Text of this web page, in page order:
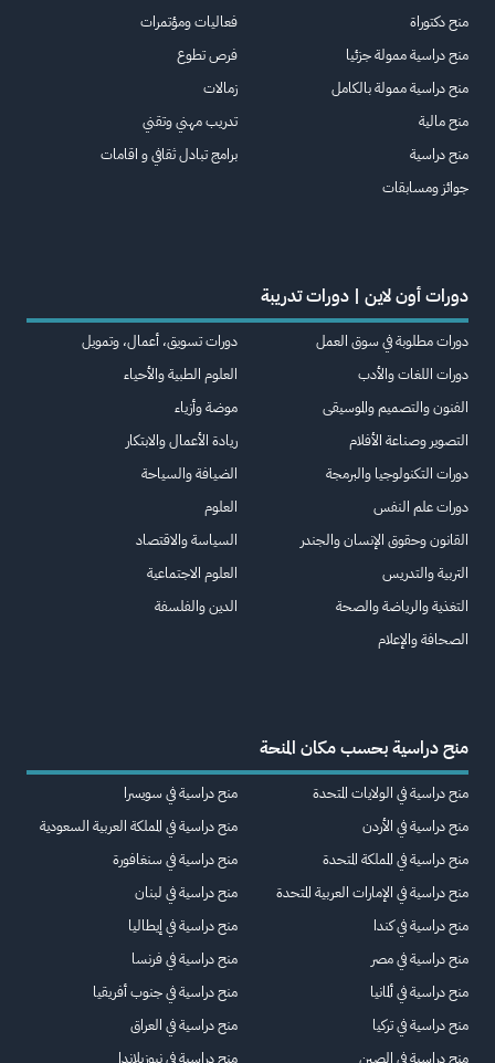
منح دكتوراة
منح دراسية ممولة جزئيا
منح دراسية ممولة بالكامل
منح مالية
منح دراسية
جوائز ومسابقات
فعاليات ومؤتمرات
فرص تطوع
زمالات
تدريب مهني وتقني
برامج تبادل ثقافي و اقامات
دورات أون لاين | دورات تدريبة
دورات مطلوبة في سوق العمل
دورات اللغات والأدب
الفنون والتصميم والموسيقى
التصوير وصناعة الأفلام
دورات التكنولوجيا والبرمجة
دورات علم النفس
القانون وحقوق الإنسان والجندر
التربية والتدريس
التغذية والرياضة والصحة
الصحافة والإعلام
دورات تسويق، أعمال، وتمويل
العلوم الطبية والأحياء
موضة وأزياء
ريادة الأعمال والابتكار
الضيافة والسياحة
العلوم
السياسة والاقتصاد
العلوم الاجتماعية
الدين والفلسفة
منح دراسية بحسب مكان المنحة
منح دراسية في الولايات المتحدة
منح دراسية في الأردن
منح دراسية في المملكة المتحدة
منح دراسية في الإمارات العربية المتحدة
منح دراسية في كندا
منح دراسية في مصر
منح دراسية في ألمانيا
منح دراسية في تركيا
منح دراسية في الصين
منح دراسية في سويسرا
منح دراسية في المملكة العربية السعودية
منح دراسية في سنغافورة
منح دراسية في لبنان
منح دراسية في إيطاليا
منح دراسية في فرنسا
منح دراسية في جنوب أفريقيا
منح دراسية في العراق
منح دراسية في نيوزيلاندا